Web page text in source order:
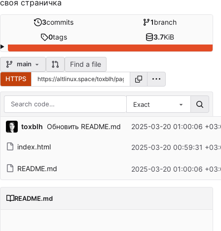
своя страничка
3commits 1branch
0tags 3.7KiB
main Find a file
HTTPS
Exact
Repository files (latest commit first)
Filename
Latest commit message
toxblh Обновить README.md 2025-03-20 01:00:06
index.html 2025-03-20 00:59:31
README.md 2025-03-20 01:00:06
README.md